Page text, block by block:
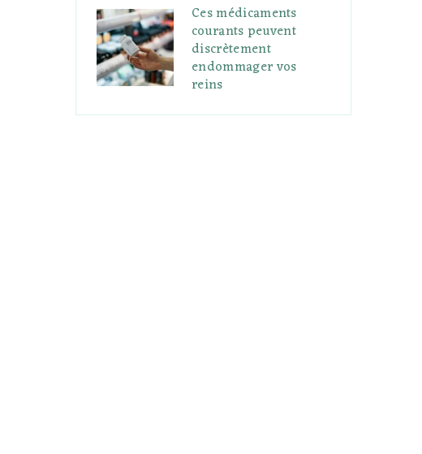
Ces médicaments
courants peuvent
discrètement
endommager vos
reins